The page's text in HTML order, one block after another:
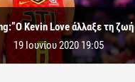
Kevin Love άλλαξε τη
19 Ιουνίου 2020 19:05